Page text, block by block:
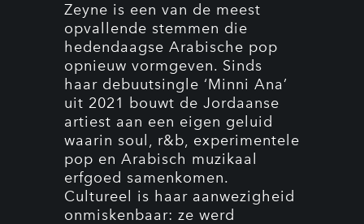
Zeyne is een van de meest
opvallende stemmen die
hedendaagse Arabische pop
opnieuw vormgeven. Sinds
haar debuutsingle ‘Minni Ana’
uit 2021 bouwt de Jordaanse
artiest aan een eigen geluid
waarin soul, r&b, experimentele
pop en Arabisch muzikaal
erfgoed samenkomen.
Cultureel is haar aanwezigheid
onmiskenbaar: ze werd